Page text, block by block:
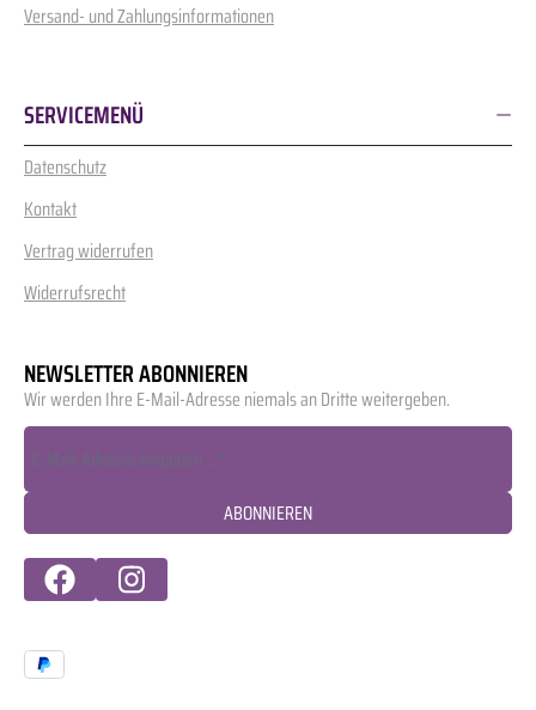
Versand- und Zahlungsinformationen
SERVICEMENÜ
Datenschutz
Kontakt
Vertrag widerrufen
Widerrufsrecht
NEWSLETTER ABONNIEREN
Wir werden Ihre E-Mail-Adresse niemals an Dritte weitergeben.
ABONNIEREN